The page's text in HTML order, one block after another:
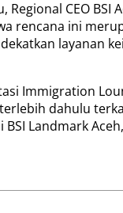
Regional CEO BSI
rencana ini
layanan
Immigration
dahulu
BSI Landmark